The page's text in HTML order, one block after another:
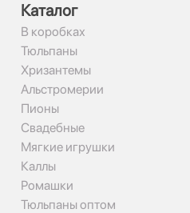
Каталог
В коробках
Тюльпаны
Хризантемы
Альстромерии
Пионы
Свадебные
Мягкие игрушки
Каллы
Ромашки
Тюльпаны оптом